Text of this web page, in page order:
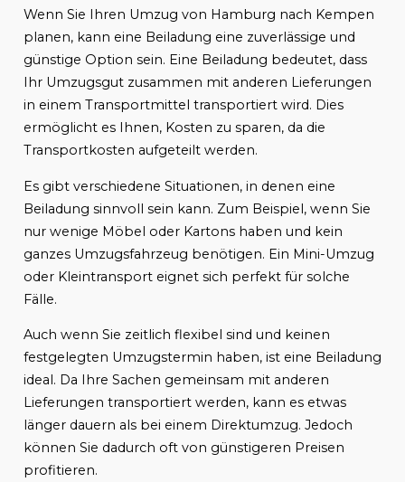
Wenn Sie Ihren Umzug von Hamburg nach Kempen
planen, kann eine Beiladung eine zuverlässige und
günstige Option sein. Eine Beiladung bedeutet, dass
Ihr Umzugsgut zusammen mit anderen Lieferungen
in einem Transportmittel transportiert wird. Dies
ermöglicht es Ihnen, Kosten zu sparen, da die
Transportkosten aufgeteilt werden.
Es gibt verschiedene Situationen, in denen eine
Beiladung sinnvoll sein kann. Zum Beispiel, wenn Sie
nur wenige Möbel oder Kartons haben und kein
ganzes Umzugsfahrzeug benötigen. Ein Mini-Umzug
oder Kleintransport eignet sich perfekt für solche
Fälle.
Auch wenn Sie zeitlich flexibel sind und keinen
festgelegten Umzugstermin haben, ist eine Beiladung
ideal. Da Ihre Sachen gemeinsam mit anderen
Lieferungen transportiert werden, kann es etwas
länger dauern als bei einem Direktumzug. Jedoch
können Sie dadurch oft von günstigeren Preisen
profitieren.